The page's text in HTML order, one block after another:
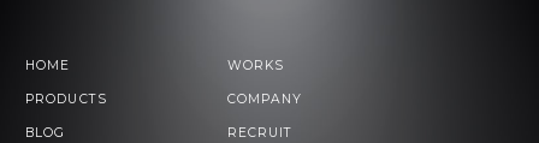
HOME WORKS
PRODUCTS COMPANY
BLOG RECRUIT